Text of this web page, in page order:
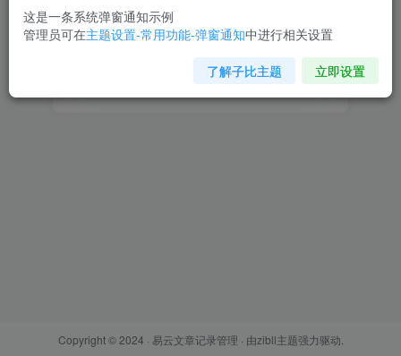
记住登录
登录
Copyright © 2024 · 易云文章记录管理 · 由zibll主题强力驱动.
这是一条系统弹窗通知示例
管理员可在主题设置-常用功能-弹窗通知中进行相关设置
了解子比主题 立即设置